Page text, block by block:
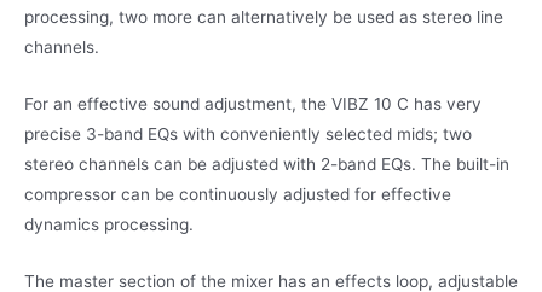
processing, two more can alternatively be used as stereo line
channels.
For an effective sound adjustment, the VIBZ 10 C has very
precise 3-band EQs with conveniently selected mids; two
stereo channels can be adjusted with 2-band EQs. The built-in
compressor can be continuously adjusted for effective
dynamics processing.
The master section of the mixer has an effects loop, adjustable